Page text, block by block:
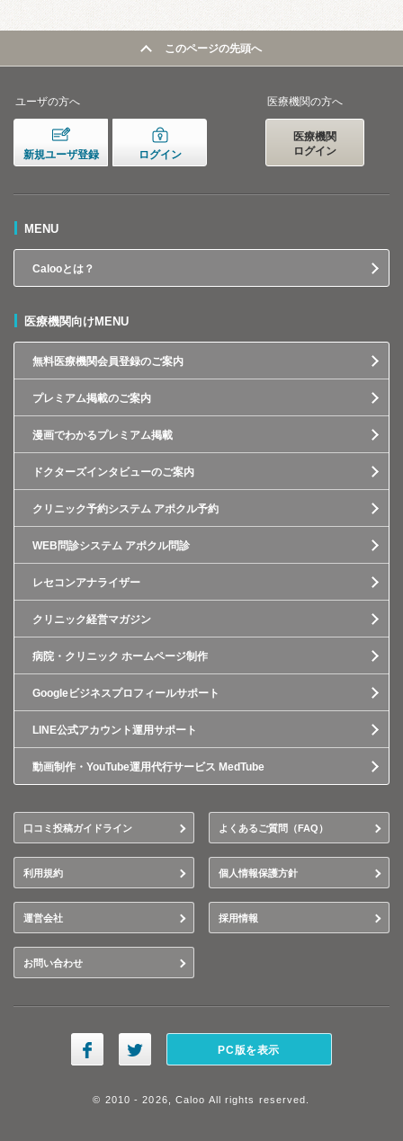
このページの先頭へ
ユーザの方へ
新規ユーザ登録 ログイン
医療機関の方へ
医療機関
ログイン
MENU
Calooとは？
医療機関向けMENU
無料医療機関会員登録のご案内
プレミアム掲載のご案内
漫画でわかるプレミアム掲載
ドクターズインタビューのご案内
クリニック予約システム アポクル予約
WEB問診システム アポクル問診
レセコンアナライザー
クリニック経営マガジン
病院・クリニック ホームページ制作
Googleビジネスプロフィールサポート
LINE公式アカウント運用サポート
動画制作・YouTube運用代行サービス MedTube
口コミ投稿ガイドライン よくあるご質問（FAQ）
利用規約 個人情報保護方針
運営会社 採用情報
お問い合わせ
PC版を表示
© 2010 - 2026, Caloo All rights reserved.